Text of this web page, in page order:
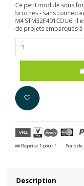
Ce petit module sous
broches - sans
M4 STM32F401CDU6.
de projets embarqués
Reprise 1 pour 1 Frais de
Description